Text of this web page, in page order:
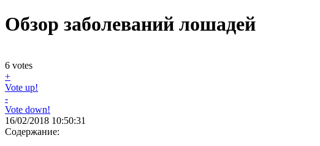
Обзор заболеваний лошадей
6 votes
+
Vote up!
-
Vote down!
16/02/2018 10:50:31
Содержание: